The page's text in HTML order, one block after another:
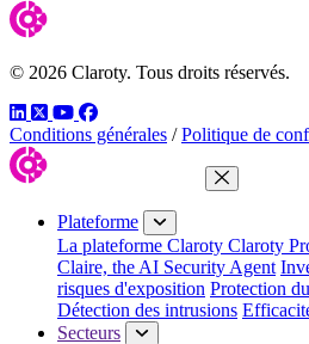
© 2026 Claroty. Tous droits réservés.
LinkedIn
TwitterYouTube
Facebook
Conditions générales / Politique de
Fermer le
Plateforme
La plateforme Claroty Claroty
Claire, the AI Security Agent
risques d'exposition Protection
Détection des intrusions
Secteurs